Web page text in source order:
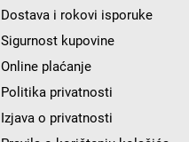
Dostava i rokovi isporuke
Sigurnost kupovine
Online plaćanje
Politika privatnosti
Izjava o privatnosti